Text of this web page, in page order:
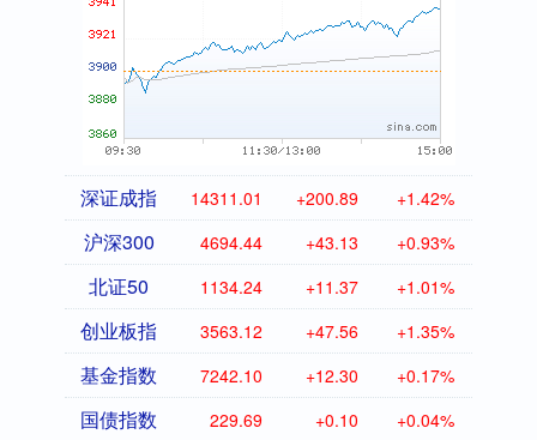
深证成指 14311.01 +200.89 +1.42%
沪深300 4694.44 +43.13 +0.93%
北证50 1134.24 +11.37 +1.01%
创业板指 3563.12 +47.56 +1.35%
基金指数 7242.10 +12.30 +0.17%
国债指数 229.69 +0.10 +0.04%